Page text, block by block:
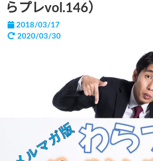
らプレvol.146）
2018/03/17
2020/03/30